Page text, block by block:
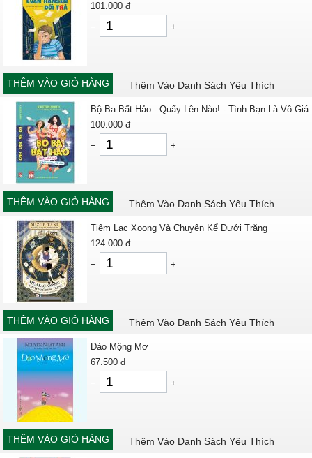
101.000 đ
−
+
THÊM VÀO GIỎ HÀNG Thêm Vào Danh Sách Yêu Thích
Bộ Ba Bất Hảo - Quẩy Lên Nào! - Tình Bạn Là Vô Giá
100.000 đ
−
+
THÊM VÀO GIỎ HÀNG Thêm Vào Danh Sách Yêu Thích
Tiệm Lạc Xoong Và Chuyện Kể Dưới Trăng
124.000 đ
−
+
THÊM VÀO GIỎ HÀNG Thêm Vào Danh Sách Yêu Thích
Đảo Mộng Mơ
67.500 đ
−
+
THÊM VÀO GIỎ HÀNG Thêm Vào Danh Sách Yêu Thích